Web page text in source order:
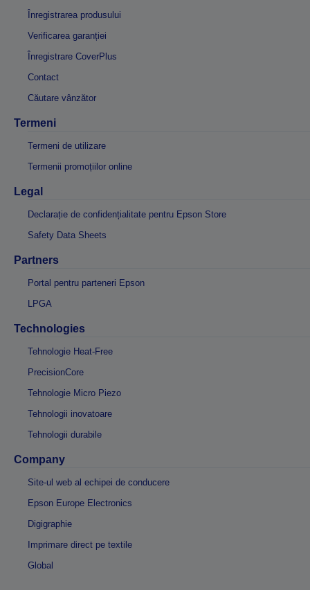
Înregistrarea produsului
Verificarea garanției
Înregistrare CoverPlus
Contact
Căutare vânzător
Termeni
Termeni de utilizare
Termenii promoțiilor online
Legal
Declarație de confidențialitate pentru Epson Store
Safety Data Sheets
Partners
Portal pentru parteneri Epson
LPGA
Technologies
Tehnologie Heat-Free
PrecisionCore
Tehnologie Micro Piezo
Tehnologii inovatoare
Tehnologii durabile
Company
Site-ul web al echipei de conducere
Epson Europe Electronics
Digigraphie
Imprimare direct pe textile
Global